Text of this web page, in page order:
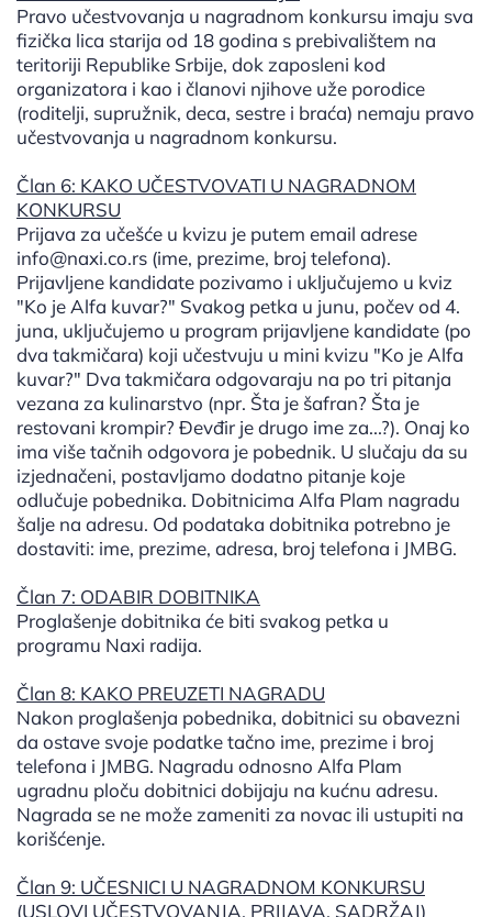
Pravo učestvovanja u nagradnom konkursu imaju sva
fizička lica starija od 18 godina s prebivalištem na
teritoriji Republike Srbije, dok zaposleni kod
organizatora i kao i članovi njihove uže porodice
(roditelji, supružnik, deca, sestre i braća) nemaju pravo
učestvovanja u nagradnom konkursu.
Član 6: KAKO UČESTVOVATI U NAGRADNOM
KONKURSU
Prijava za učešće u kvizu je putem email adrese
info@naxi.co.rs (ime, prezime, broj telefona).
Prijavljene kandidate pozivamo i uključujemo u kviz
"Ko je Alfa kuvar?" Svakog petka u junu, počev od 4.
juna, uključujemo u program prijavljene kandidate (po
dva takmičara) koji učestvuju u mini kvizu "Ko je Alfa
kuvar?" Dva takmičara odgovaraju na po tri pitanja
vezana za kulinarstvo (npr. Šta je šafran? Šta je
restovani krompir? Đevđir je drugo ime za...?). Onaj ko
ima više tačnih odgovora je pobednik. U slučaju da su
izjednačeni, postavljamo dodatno pitanje koje
odlučuje pobednika. Dobitnicima Alfa Plam nagradu
šalje na adresu. Od podataka dobitnika potrebno je
dostaviti: ime, prezime, adresa, broj telefona i JMBG.
Član 7: ODABIR DOBITNIKA
Proglašenje dobitnika će biti svakog petka u
programu Naxi radija.
Član 8: KAKO PREUZETI NAGRADU
Nakon proglašenja pobednika, dobitnici su obavezni
da ostave svoje podatke tačno ime, prezime i broj
telefona i JMBG. Nagradu odnosno Alfa Plam
ugradnu ploču dobitnici dobijaju na kućnu adresu.
Nagrada se ne može zameniti za novac ili ustupiti na
korišćenje.
Član 9: UČESNICI U NAGRADNOM KONKURSU
(USLOVI UČESTVOVANJA, PRIJAVA, SADRŽAJ)